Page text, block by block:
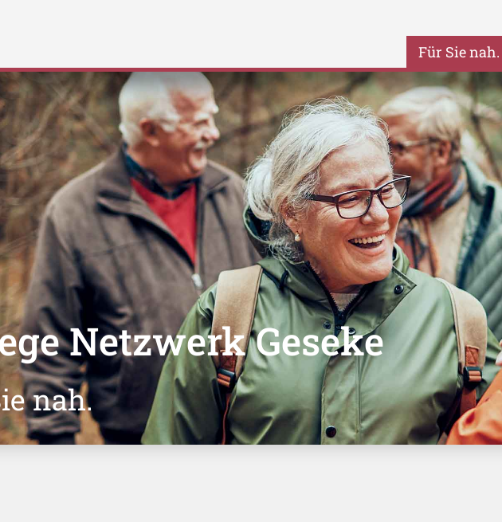
Für Sie nah.
Netzwerk Geseke
nah.